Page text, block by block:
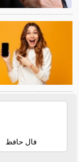
فال حافظ